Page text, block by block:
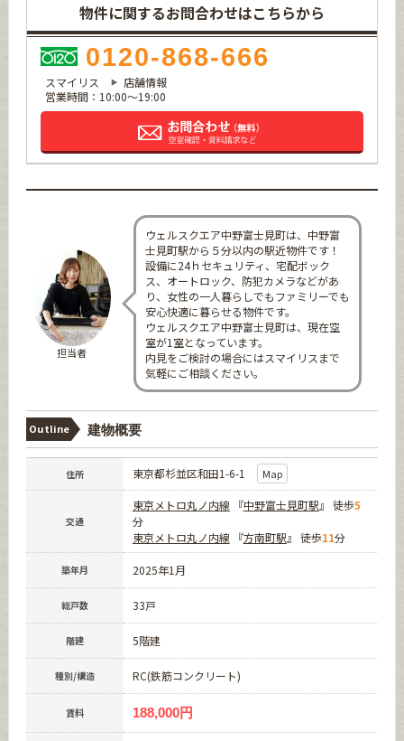
物件に関するお問合わせはこちらから
0120-868-666
スマイリス
店舗情報
営業時間：10:00～19:00
担当者
ウェルスクエア中野富士見町は、中野富
士見町駅から５分以内の駅近物件です！
設備に24ｈセキュリティ、宅配ボック
ス、オートロック、防犯カメラなどがあ
り、女性の一人暮らしでもファミリーでも
安心快適に暮らせる物件です。
ウェルスクエア中野富士見町は、現在空
室が1室となっています。
内見をご検討の場合にはスマイリスまで
気軽にご相談ください。
Outline 建物概要
住所 東京都杉並区和田1-6-1 Map
交通
東京メトロ丸ノ内線『中野富士見町駅』 徒歩5
分
東京メトロ丸ノ内線『方南町駅』 徒歩11分
築年月 2025年1月
総戸数 33戸
階建 5階建
種別/構造 RC(鉄筋コンクリート)
賃料 188,000円